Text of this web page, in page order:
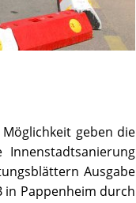
geben die
Innenstadtsanierung
Ausgabe
in Pappenheim durch